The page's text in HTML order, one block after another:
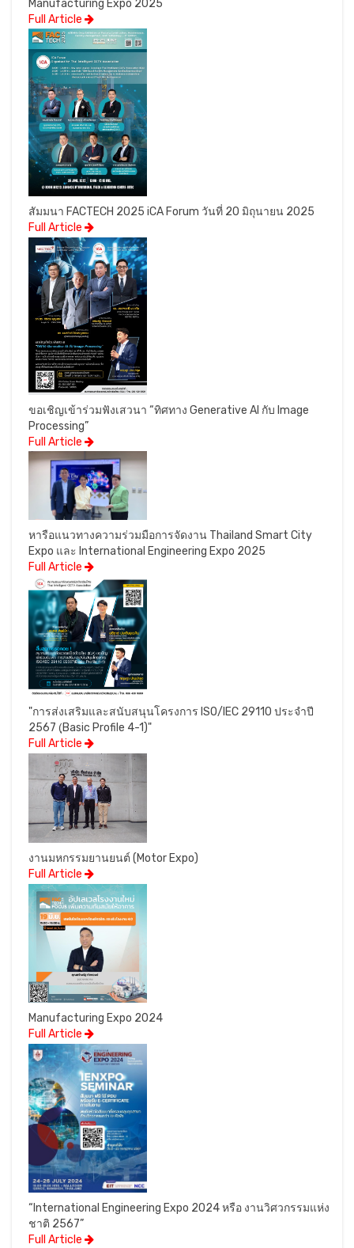
Manufacturing Expo 2025
Full Article
สัมมนา FACTECH 2025 iCA Forum วันที่ 20 มิถุนายน 2025
Full Article
ขอเชิญเข้าร่วมฟังเสวนา “ทิศทาง Generative AI กับ Image
Processing”
Full Article
หารือแนวทางความร่วมมือการจัดงาน Thailand Smart City
Expo และ International Engineering Expo 2025
Full Article
"การส่งเสริมและสนับสนุนโครงการ ISO/IEC 29110 ประจำปี
2567 (ฺBasic Profile 4-1)"
Full Article
งานมหกรรมยานยนต์ (Motor Expo)
Full Article
Manufacturing Expo 2024
Full Article
“International Engineering Expo 2024 หรือ งานวิศวกรรมแห่ง
ชาติ 2567”
Full Article